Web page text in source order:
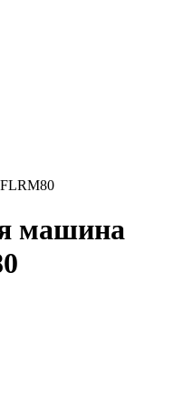
FLRM80
машина